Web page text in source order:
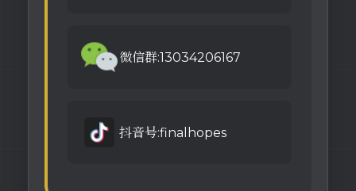
微信群:13034206167
抖音号:finalhopes